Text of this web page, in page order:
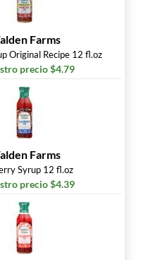
Farms
Original Recipe 12 fl.oz
precio $4.79
Farms
Syrup 12 fl.oz
precio $4.39